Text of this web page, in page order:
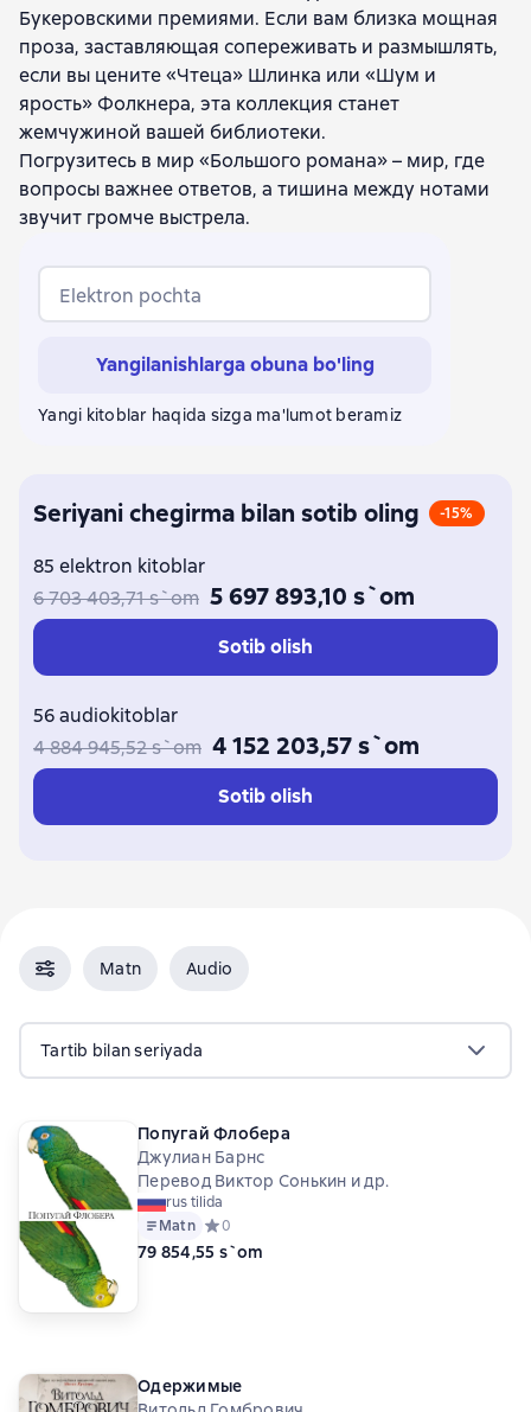
Букеровскими премиями. Если вам близка мощная
проза, заставляющая сопереживать и размышлять,
если вы цените «Чтеца» Шлинка или «Шум и
ярость» Фолкнера, эта коллекция станет
жемчужиной вашей библиотеки.
Погрузитесь в мир «Большого романа» – мир, где
вопросы важнее ответов, а тишина между нотами
звучит громче выстрела.
Elektron pochta
Yangilanishlarga obuna bo'ling
Yangi kitoblar haqida sizga ma'lumot beramiz
Seriyani chegirma bilan sotib oling -15%
85 elektron kitoblar
6 703 403,71 s`om 5 697 893,10 s`om
Sotib olish
56 audiokitoblar
4 884 945,52 s`om 4 152 203,57 s`om
Sotib olish
Matn Audio
Tartib bilan seriyada
Попугай Флобера
Джулиан Барнс
Перевод Виктор Сонькин и др.
rus tilida
Matn Средний рейтинг 0 на основе 0 оценок
0
79 854,55 s`om
Одержимые